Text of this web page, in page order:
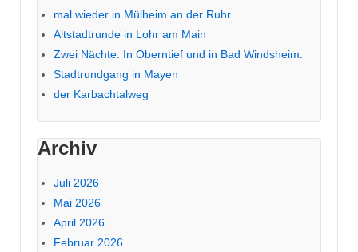
mal wieder in Mülheim an der Ruhr…
Altstadtrunde in Lohr am Main
Zwei Nächte. In Oberntief und in Bad Windsheim.
Stadtrundgang in Mayen
der Karbachtalweg
Archiv
Juli 2026
Mai 2026
April 2026
Februar 2026